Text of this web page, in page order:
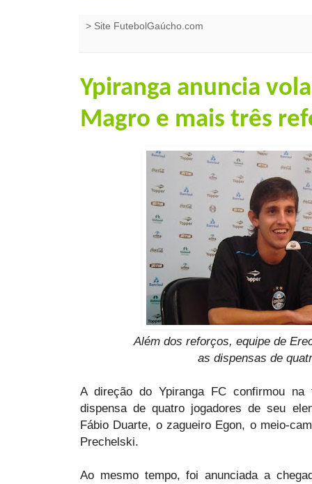
> Site FutebolGaúcho.com
Ypiranga anuncia
Magro e mais três
Além dos reforços, equipe de
as dispensas de
A direção do Ypiranga FC confirmou
dispensa de quatro jogadores de seu
Fábio Duarte, o zagueiro Egon, o meio-
Prechelski.
Ao mesmo tempo, foi anunciada a